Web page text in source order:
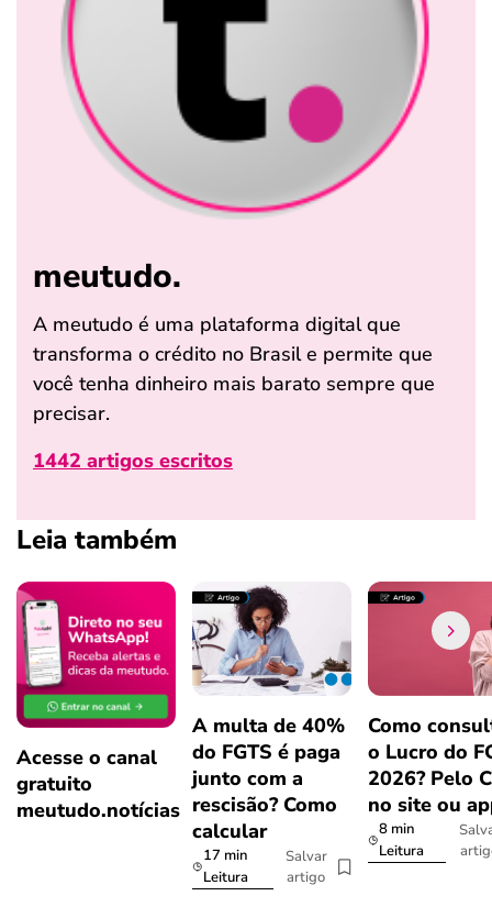
meutudo.
A meutudo é uma plataforma digital que
transforma o crédito no Brasil e permite que
você tenha dinheiro mais barato sempre que
precisar.
1442 artigos escritos
Leia também
Acesse o canal
gratuito
meutudo.notícias
A multa de 40%
do FGTS é paga
junto com a
rescisão? Como
calcular
17 min
Leitura
Salvar
artigo
Como
o Lucro do
2026? Pelo
no site ou
8 min
Leitura